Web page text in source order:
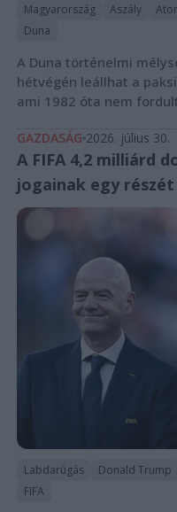
Magyarország Aszály
Duna
A Duna történelmi
hétvégén leállhat a
ami 1982 óta nem
GAZDASÁG 2026. július 30.
A FIFA 4,2 milliárd
jogainak egy részét
Labdarúgás Donald Trump
FIFA